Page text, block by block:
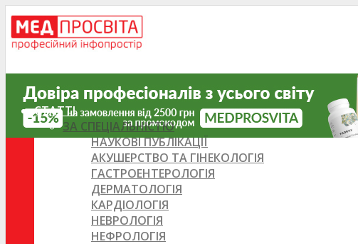
СТАТТІ
ЗА СПЕЦІАЛЬНІСТЮ
НАУКОВІ ПУБЛІКАЦІЇ
АКУШЕРСТВО ТА ГІНЕКОЛОГІЯ
ГАСТРОЕНТЕРОЛОГІЯ
ДЕРМАТОЛОГІЯ
КАРДІОЛОГІЯ
НЕВРОЛОГІЯ
НЕФРОЛОГІЯ